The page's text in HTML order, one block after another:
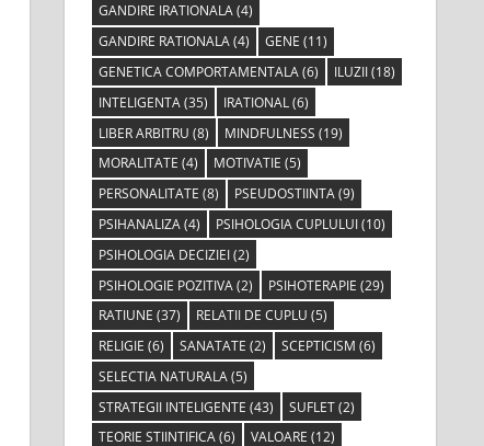
GANDIRE IRATIONALA(4)
GANDIRE RATIONALA(4) GENE (11)
GENETICA COMPORTAMENTALA(6) ILUZII(18)
INTELIGENTA(35) IRATIONAL(6)
LIBER ARBITRU (8) MINDFULNESS (19)
MORALITATE (4) MOTIVATIE (5)
PERSONALITATE (8) PSEUDOSTIINTA(9)
PSIHANALIZA(4) PSIHOLOGIA CUPLULUI(10)
PSIHOLOGIA DECIZIEI(2)
PSIHOLOGIE POZITIVA(2) PSIHOTERAPIE (29)
RATIUNE (37) RELATII DE CUPLU (5)
RELIGIE (6) SANATATE (2) SCEPTICISM (6)
SELECTIA NATURALA(5)
STRATEGII INTELIGENTE (43) SUFLET(2)
TEORIE STIINTIFICA(6) VALOARE (12)